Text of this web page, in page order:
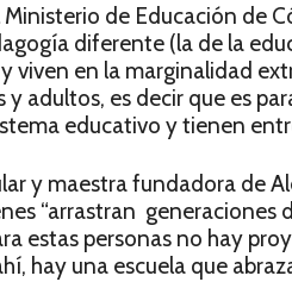
de Educación de
diferente (la de la
viven en la marginalidad
adultos, es decir que es
educativo y tienen
y maestra fundadora de
“arrastran generaciones
estas personas no hay
hay una escuela que